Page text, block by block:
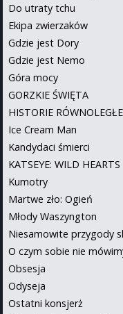
Do utraty tchu
Ekipa zwierzaków
Gdzie jest Dory
Gdzie jest Nemo
Góra mocy
GORZKIE ŚWIĘTA
HISTORIE RÓWNOLEGŁE
Ice Cream Man
Kandydaci śmierci
KATSEYE: WILD HEARTS
Kumotry
Martwe zło: Ogień
Młody Waszyngton
Niesamowite przygody
O czym sobie nie
Obsesja
Odyseja
Ostatni konsjerż